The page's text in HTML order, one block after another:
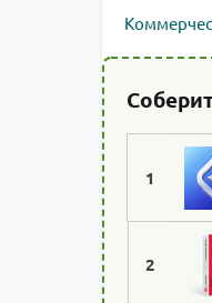
1
2